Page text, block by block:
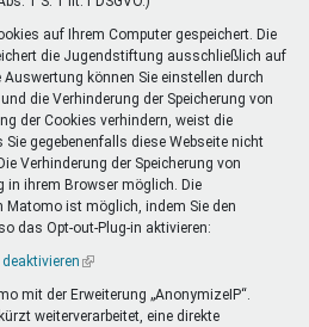
auf Ihrem Computer gespeichert. Die
die Jugendstiftung ausschließlich auf
können Sie einstellen durch
die Verhinderung der Speicherung von
der Cookies verhindern, weist die
gegebenenfalls diese Webseite nicht
Verhinderung der Speicherung von
in ihrem Browser möglich. Die
ist möglich, indem Sie den
das Opt-out-Plug-in aktivieren:
(Link
extern)
mit der Erweiterung „AnonymizeIP“.
weiterverarbeitet, eine direkte